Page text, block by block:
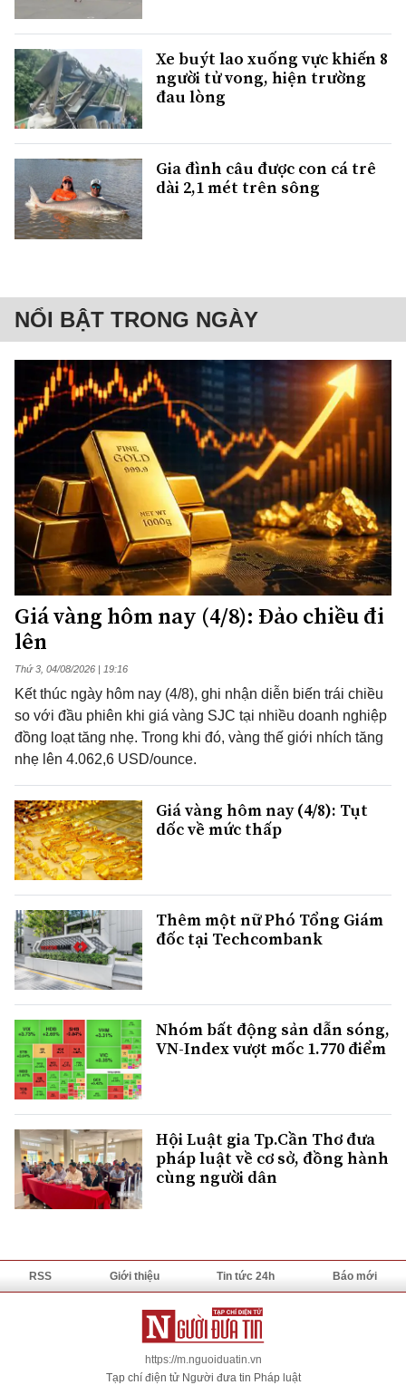
Xe buýt lao xuống vực khiến 8
người tử vong, hiện trường
đau lòng
Gia đình câu được con cá trê
dài 2,1 mét trên sông
NỔI BẬT TRONG NGÀY
Giá vàng hôm nay (4/8): Đảo chiều đi
lên
Thứ 3, 04/08/2026 | 19:16
Kết thúc ngày hôm nay (4/8), ghi nhận diễn biến trái chiều
so với đầu phiên khi giá vàng SJC tại nhiều doanh nghiệp
đồng loạt tăng nhẹ. Trong khi đó, vàng thế giới nhích tăng
nhẹ lên 4.062,6 USD/ounce.
Giá vàng hôm nay (4/8): Tụt
dốc về mức thấp
Thêm một nữ Phó Tổng Giám
đốc tại Techcombank
Nhóm bất động sản dẫn sóng,
VN-Index vượt mốc 1.770 điểm
Hội Luật gia Tp.Cần Thơ đưa
pháp luật về cơ sở, đồng hành
cùng người dân
RSS Giới thiệu Tin tức 24h Báo mới
https://m.nguoiduatin.vn
Tạp chí điện tử Người đưa tin Pháp luật